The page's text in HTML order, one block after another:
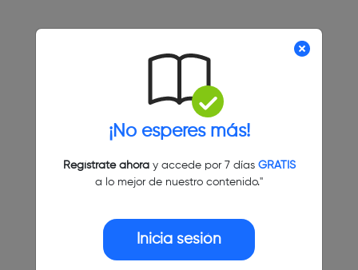
¡No esperes más!
Regístrate ahoray accede por 7 días GRATIS
a lo mejor de nuestro contenido."
Inicia sesión